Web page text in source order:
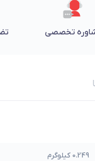
تخصصی
0.249 کیلوگرم